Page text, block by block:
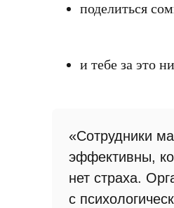
поделиться
и тебе за это
«Сотрудники
эффективны,
нет страха.
с